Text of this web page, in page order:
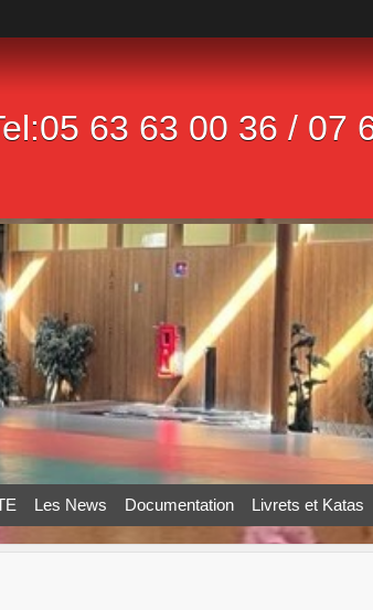
63 63 00 36 / 07
Les News Documentation Livrets et Katas